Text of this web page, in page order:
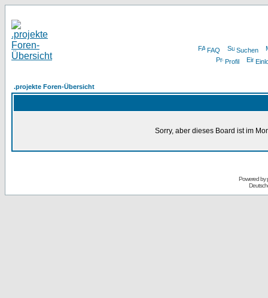
FAQ
Suchen
Profil
.projekte Foren-Übersicht
Sorry, aber dieses Board ist im
Powered by